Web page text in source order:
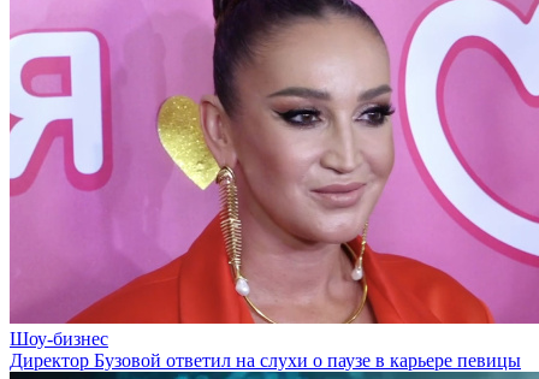
Шоу-бизнес
Директор Бузовой ответил на слухи о паузе в карьере певицы